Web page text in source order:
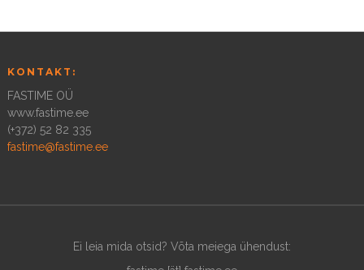
KONTAKT:
FASTIME OÜ
www.fastime.ee
(+372) 52 82 335
fastime@fastime.ee
Ei leia mida otsid? Võta meiega ühendust: